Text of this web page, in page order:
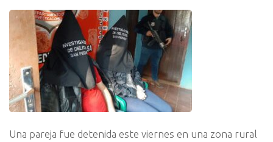
Una pareja fue detenida este viernes en una zona rural